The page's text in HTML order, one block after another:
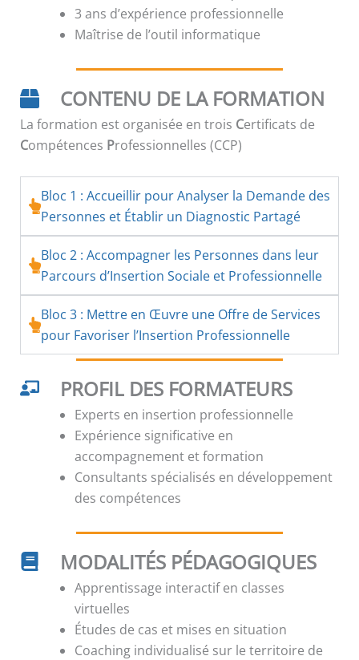
3 ans d’expérience professionnelle
Maîtrise de l’outil informatique
CONTENU DE LA FORMATION
La formation est organisée en trois Certificats de
Compétences Professionnelles (CCP)
Bloc 1 : Accueillir pour Analyser la Demande des
Personnes et Établir un Diagnostic Partagé
Bloc 2 : Accompagner les Personnes dans leur
Parcours d’Insertion Sociale et Professionnelle
Bloc 3 : Mettre en Œuvre une Offre de Services
pour Favoriser l’Insertion Professionnelle
PROFIL DES FORMATEURS
Experts en insertion professionnelle
Expérience significative en
accompagnement et formation
Consultants spécialisés en développement
des compétences
MODALITÉS PÉDAGOGIQUES
Apprentissage interactif en classes
virtuelles
Études de cas et mises en situation
Coaching individualisé sur le territoire de